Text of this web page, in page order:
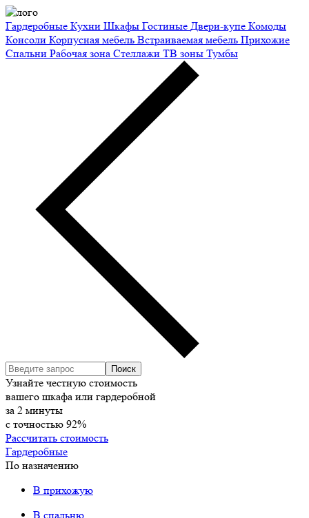
Гардеробные Кухни Шкафы Гостиные Двери-купе Комоды
Консоли Корпусная мебель Встраиваемая мебель Прихожие
Спальни Рабочая зона Стеллажи ТВ зоны Тумбы
Узнайте честную стоимость
вашего шкафа или гардеробной
за 2 минуты
с точностью 92%
Рассчитать стоимость
Гардеробные
По назначению
В прихожую
В спальню